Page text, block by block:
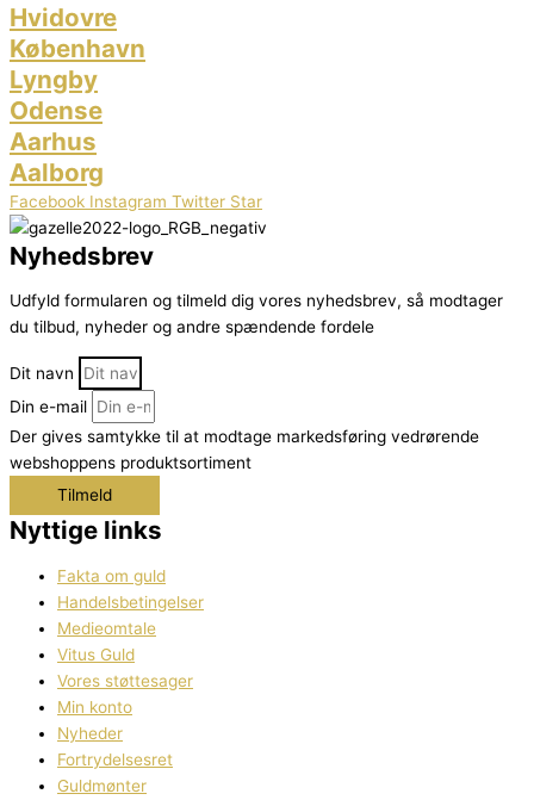
Hvidovre
København
Lyngby
Odense
Aarhus
Aalborg
Facebook Instagram Twitter Star
Nyhedsbrev
Udfyld formularen og tilmeld dig vores nyhedsbrev, så modtager
du tilbud, nyheder og andre spændende fordele
Dit navn
Din e-mail
Der gives samtykke til at modtage markedsføring vedrørende
webshoppens produktsortiment
Tilmeld
Nyttige links
Fakta om guld
Handelsbetingelser
Medieomtale
Vitus Guld
Vores støttesager
Min konto
Nyheder
Fortrydelsesret
Guldmønter